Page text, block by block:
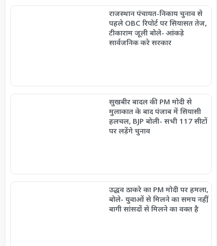
राजस्थान पंचायत-निकाय चुनाव से
पहले OBC रिपोर्ट पर सियासत तेज,
टीकाराम जूली बोले- आंकड़े
सार्वजनिक करे सरकार
सुखबीर बादल की PM मोदी से
मुलाकात के बाद पंजाब में सियासी
हलचल, BJP बोली- सभी 117 सीटों
पर लड़ेंगे चुनाव
उद्धव ठाकरे का PM मोदी पर हमला,
बोले- युवाओं से मिलने का समय नहीं,
बागी सांसदों से मिलने का वक्त है